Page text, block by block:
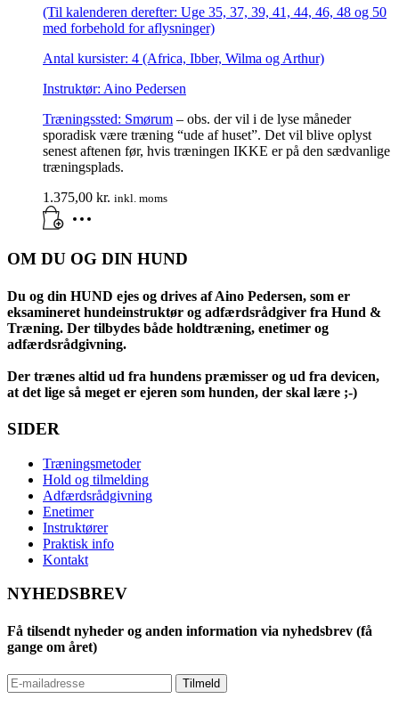
(Til kalenderen derefter: Uge 35, 37, 39, 41, 44, 46, 48 og 50
med forbehold for aflysninger)
Antal kursister: 4 (Africa, Ibber, Wilma og Arthur)
Instruktør: Aino Pedersen
Træningssted: Smørum – obs. der vil i de lyse måneder
sporadisk være træning “ude af huset”. Det vil blive oplyst
senest aftenen før, hvis træningen IKKE er på den sædvanlige
træningsplads.
1.375,00 kr. inkl. moms
OM DU OG DIN HUND
Du og din HUND ejes og drives af Aino Pedersen, som er
eksamineret hundeinstruktør og adfærdsrådgiver fra Hund &
Træning. Der tilbydes både holdtræning, enetimer og
adfærdsrådgivning.
Der trænes altid ud fra hundens præmisser og ud fra devicen,
at det lige så meget er ejeren som hunden, der skal lære ;-)
SIDER
Træningsmetoder
Hold og tilmelding
Adfærdsrådgivning
Enetimer
Instruktører
Praktisk info
Kontakt
NYHEDSBREV
Få tilsendt nyheder og anden information via nyhedsbrev (få
gange om året)
Tilmeld